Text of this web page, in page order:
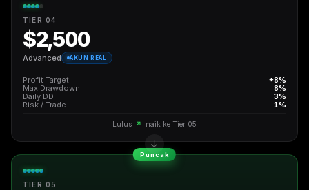
TIER 04
$2,500
Advanced AKUN REAL
Profit Target
+8%
Max Drawdown
8%
Daily DD
3%
Risk / Trade
1%
Lulus ↗ naik ke Tier 05
Puncak
TIER 05